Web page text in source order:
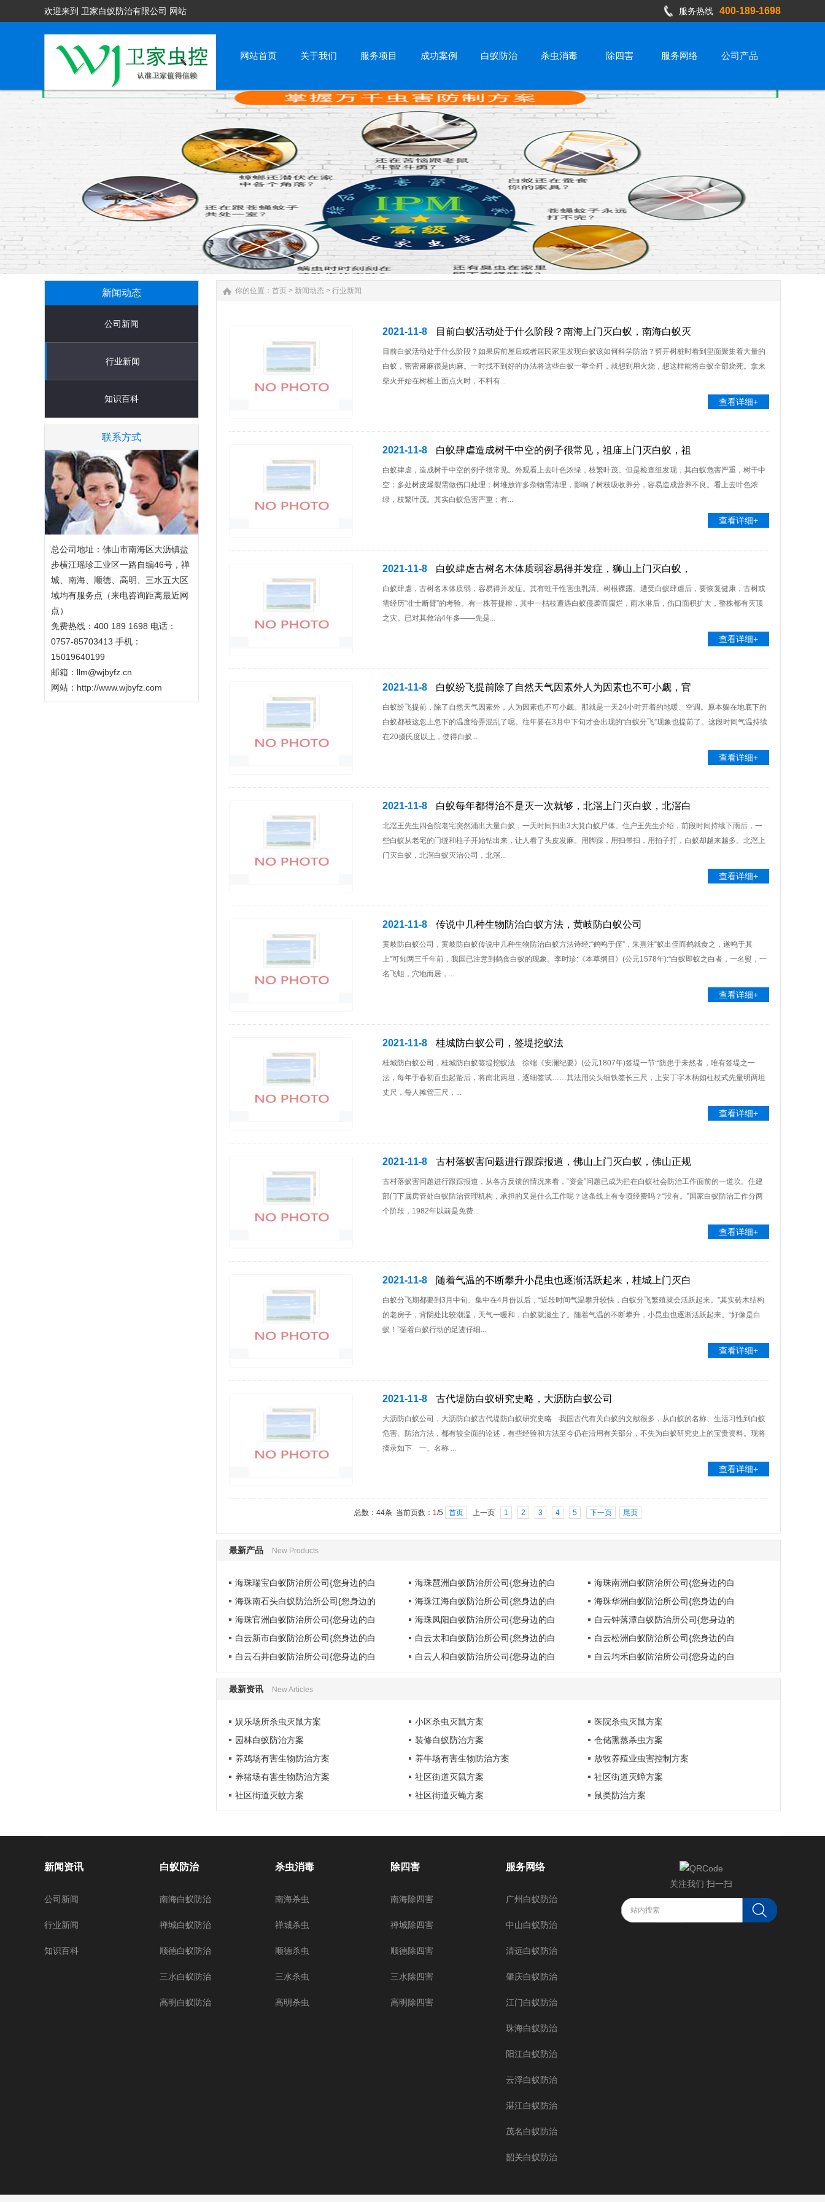
欢迎来到 卫家白蚁防治有限公司 网站 服务热线 400-189-1698
网站首页 关于我们 服务项目 成功案例 白蚁防治 杀虫消毒 除四害 服务网络 公司产品
1
新闻动态
公司新闻
行业新闻
知识百科
联系方式
总公司地址：佛山市南海区大沥镇盐
步横江瑶珍工业区一路自编46号，禅
城、南海、顺德、高明、三水五大区
域均有服务点（来电咨询距离最近网
点）
免费热线：400 189 1698 电话：
0757-85703413 手机：
15019640199
邮箱：llm@wjbyfz.cn
网站： http://www.wjbyfz.com
你的位置： 首页 > 新闻动态 > 行业新闻
2021-11-8 目前白蚁活动处于什么阶段？南海上门灭白蚁，南海白蚁灭
目前白蚁活动处于什么阶段？如果房前屋后或者居民家里发现白蚁该如何科学防治？劈开树桩时看到里面聚集着大量的
白蚁，密密麻麻很是肉麻。一时找不到好的办法将这些白蚁一举全歼，就想到用火烧，想这样能将白蚁全部烧死。拿来
柴火开始在树桩上面点火时，不料有...
查看详细+
2021-11-8 白蚁肆虐造成树干中空的例子很常见，祖庙上门灭白蚁，祖
白蚁肆虐，造成树干中空的例子很常见。外观看上去叶色浓绿，枝繁叶茂。但是检查组发现，其白蚁危害严重，树干中
空；多处树皮爆裂需做伤口处理；树堆放许多杂物需清理，影响了树枝吸收养分，容易造成营养不良。看上去叶色浓
绿，枝繁叶茂。其实白蚁危害严重；有...
查看详细+
2021-11-8 白蚁肆虐古树名木体质弱容易得并发症，狮山上门灭白蚁，
白蚁肆虐，古树名木体质弱，容易得并发症。其有蛀干性害虫乳清、树根裸露。遭受白蚁肆虐后，要恢复健康，古树或
需经历“壮士断臂”的考验。有一株菩提榕，其中一枯枝遭遇白蚁侵袭而腐烂，雨水淋后，伤口面积扩大，整株都有灭顶
之灾。已对其救治4年多——先是...
查看详细+
2021-11-8 白蚁纷飞提前除了自然天气因素外人为因素也不可小觑，官
白蚁纷飞提前，除了自然天气因素外，人为因素也不可小觑。那就是一天24小时开着的地暖、空调。原本躲在地底下的
白蚁都被这忽上忽下的温度给弄混乱了呢。往年要在3月中下旬才会出现的“白蚁分飞”现象也提前了。这段时间气温持续
在20摄氏度以上，使得白蚁...
查看详细+
2021-11-8 白蚁每年都得治不是灭一次就够，北滘上门灭白蚁，北滘白
北滘王先生四合院老宅突然涌出大量白蚁，一天时间扫出3大箕白蚁尸体。住户王先生介绍，前段时间持续下雨后，一
些白蚁从老宅的门缝和柱子开始钻出来，让人看了头皮发麻。用脚踩，用扫帚扫，用拍子打，白蚁却越来越多。北滘上
门灭白蚁，北滘白蚁灭治公司，北滘...
查看详细+
2021-11-8 传说中几种生物防治白蚁方法，黄岐防白蚁公司
黄岐防白蚁公司，黄岐防白蚁传说中几种生物防治白蚁方法诗经:“鹤鸣于侄”，朱熹注“蚁出侄而鹤就食之，遂鸣于其
上”可知两三千年前，我国已注意到鹤食白蚁的现象。李时珍:《本草纲目》(公元1578年):“白蚁即蚁之白者，一名熨，一
名飞蛆，穴地而居，...
查看详细+
2021-11-8 桂城防白蚁公司，签堤挖蚁法
桂城防白蚁公司，桂城防白蚁签堤挖蚁法 徐端《安澜纪要》(公元1807年)签堤一节:“防患于未然者，唯有签堤之一
法，每年于春初百虫起蛰后，将南北两坦，逐细签试……其法用尖头细铁签长三尺，上安丁字木柄如柱杖式先量明两坦
丈尺，每人摊管三尺，...
查看详细+
2021-11-8 古村落蚁害问题进行跟踪报道，佛山上门灭白蚁，佛山正规
古村落蚁害问题进行跟踪报道，从各方反馈的情况来看，“资金”问题已成为拦在白蚁社会防治工作面前的一道坎。住建
部门下属房管处白蚁防治管理机构，承担的又是什么工作呢？这条线上有专项经费吗？“没有。”国家白蚁防治工作分两
个阶段，1982年以前是免费...
查看详细+
2021-11-8 随着气温的不断攀升小昆虫也逐渐活跃起来，桂城上门灭白
白蚁分飞期都要到3月中旬、集中在4月份以后，“近段时间气温攀升较快，白蚁分飞繁殖就会活跃起来。”其实砖木结构
的老房子，背阴处比较潮湿，天气一暖和，白蚁就滋生了。随着气温的不断攀升，小昆虫也逐渐活跃起来。“好像是白
蚁！”循着白蚁行动的足迹仔细...
查看详细+
2021-11-8 古代堤防白蚁研究史略，大沥防白蚁公司
大沥防白蚁公司，大沥防白蚁古代堤防白蚁研究史略 我国古代有关白蚁的文献很多，从白蚁的名称、生活习性到白蚁
危害、防治方法，都有较全面的论述，有些经验和方法至今仍在沿用有关部分，不失为白蚁研究史上的宝贵资料。现将
摘录如下 一、名称 ...
查看详细+
总数：44条 当前页数： 1/5 首页 上一页 1 2 3 4 5 下一页 尾页
最新产品 New Products
海珠瑞宝白蚁防治所公司{您身边的白 海珠琶洲白蚁防治所公司{您身边的白
海珠南洲白蚁防治所公司{您身边的白
海珠南石头白蚁防治所公司{您身边的
海珠江海白蚁防治所公司{您身边的白
海珠华洲白蚁防治所公司{您身边的白
海珠官洲白蚁防治所公司{您身边的白
海珠凤阳白蚁防治所公司{您身边的白
白云钟落潭白蚁防治所公司{您身边的
白云新市白蚁防治所公司{您身边的白
白云太和白蚁防治所公司{您身边的白
白云松洲白蚁防治所公司{您身边的白
白云石井白蚁防治所公司{您身边的白
白云人和白蚁防治所公司{您身边的白 白云均禾白蚁防治所公司{您身边的白
最新资讯 New Articles
娱乐场所杀虫灭鼠方案 小区杀虫灭鼠方案
医院杀虫灭鼠方案
园林白蚁防治方案
装修白蚁防治方案
仓储熏蒸杀虫方案
养鸡场有害生物防治方案
养牛场有害生物防治方案
放牧养殖业虫害控制方案
养猪场有害生物防治方案
社区街道灭鼠方案
社区街道灭蟑方案
社区街道灭蚊方案
社区街道灭蝇方案 鼠类防治方案
关注我们 扫一扫
新闻资讯
公司新闻
行业新闻
知识百科
白蚁防治
南海白蚁防治
禅城白蚁防治
顺德白蚁防治
三水白蚁防治
高明白蚁防治
杀虫消毒
南海杀虫
禅城杀虫
顺德杀虫
三水杀虫
高明杀虫
除四害
南海除四害
禅城除四害
顺德除四害
三水除四害
高明除四害
服务网络
广州白蚁防治
中山白蚁防治
清远白蚁防治
肇庆白蚁防治
江门白蚁防治
珠海白蚁防治
阳江白蚁防治
云浮白蚁防治
湛江白蚁防治
茂名白蚁防治
韶关白蚁防治